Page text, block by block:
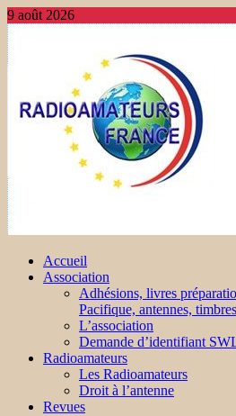
9 août 2026
Accueil
Association
Adhésions, livres
Pacifique, antennes,
L’association
Demande d’identifiant
Radioamateurs
Les Radioamateurs
Droit à l’antenne
Revues